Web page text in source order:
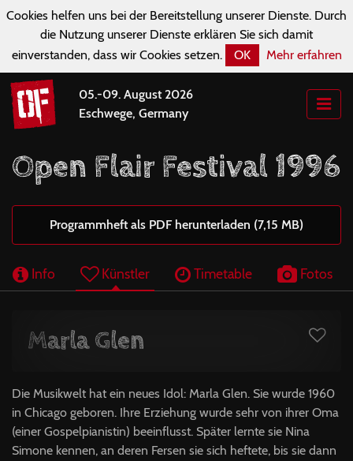
Cookies helfen uns bei der Bereitstellung unserer Dienste. Durch
die Nutzung unserer Dienste erklären Sie sich damit
einverstanden, dass wir Cookies setzen.
OK Mehr erfahren
05.-09. August 2026
Eschwege, Germany
Open Flair Festival 1996
Programmheft als PDF herunterladen (7,15 MB)
Info Künstler Timetable Fotos
Marla Glen
Die Musikwelt hat ein neues Idol: Marla Glen. Sie wurde 1960
in Chicago geboren. Ihre Erziehung wurde sehr von ihrer Oma
(einer Gospelpianistin) beeinflusst. Später lernte sie Nina
Simone kennen, an deren Fersen sie sich heftete, bis sie dann